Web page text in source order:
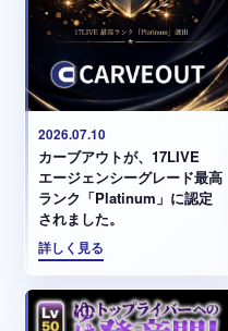
2026.07.10
カーブアウトが、17LIVE
エージェンシーグレード最高
ランク「Platinum」に認定
されました。
詳しく見る